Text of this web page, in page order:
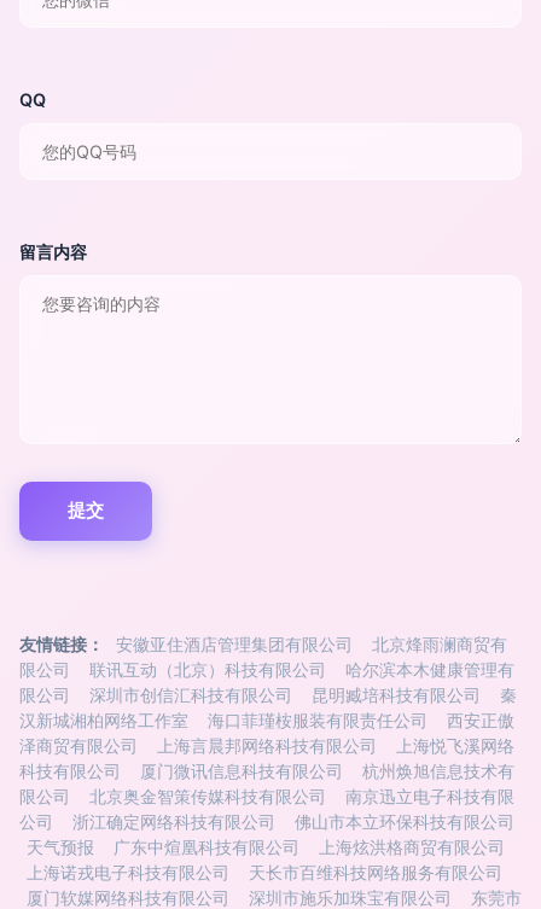
QQ
留言内容
友情链接： 安徽亚住酒店管理集团有限公司
北京烽雨澜商贸有
限公司
联讯互动（北京）科技有限公司
哈尔滨本木健康管理有
限公司
深圳市创信汇科技有限公司 昆明臧培科技有限公司
秦
汉新城湘柏网络工作室
海口菲瑾桉服装有限责任公司
西安正傲
泽商贸有限公司
上海言晨邦网络科技有限公司
上海悦飞溪网络
科技有限公司
厦门微讯信息科技有限公司
杭州焕旭信息技术有
限公司
北京奥金智策传媒科技有限公司
南京迅立电子科技有限
公司
浙江确定网络科技有限公司
佛山市本立环保科技有限公司
天气预报
广东中煊凰科技有限公司
上海炫洪格商贸有限公司
上海诺戎电子科技有限公司
天长市百维科技网络服务有限公司
厦门软媒网络科技有限公司
深圳市施乐加珠宝有限公司
东莞市